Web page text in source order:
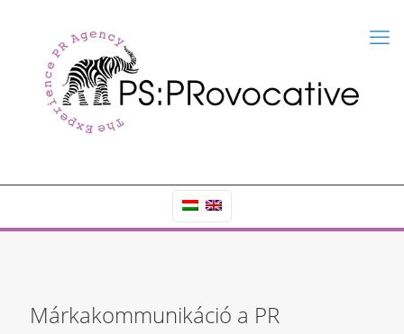
Márkakommunikáció a PR